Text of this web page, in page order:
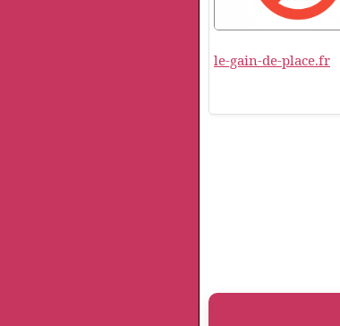
le-gain-de-place.fr